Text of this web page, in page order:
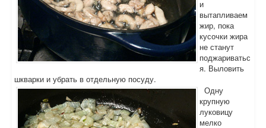
и
вытапливаем
жир, пока
кусочки жира
не станут
поджариватьс
я. Выловить
шкварки и убрать в отдельную посуду.
Одну
крупную
луковицу
мелко